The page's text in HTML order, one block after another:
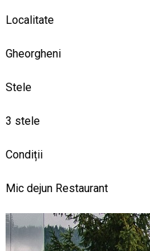
Localitate
Gheorgheni
Stele
3 stele
Condiții
Mic dejun Restaurant